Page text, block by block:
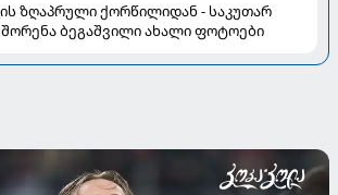
ზღაპრული ქორწილიდან - საკუთარ
ბეგაშვილი ახალი ფოტოები